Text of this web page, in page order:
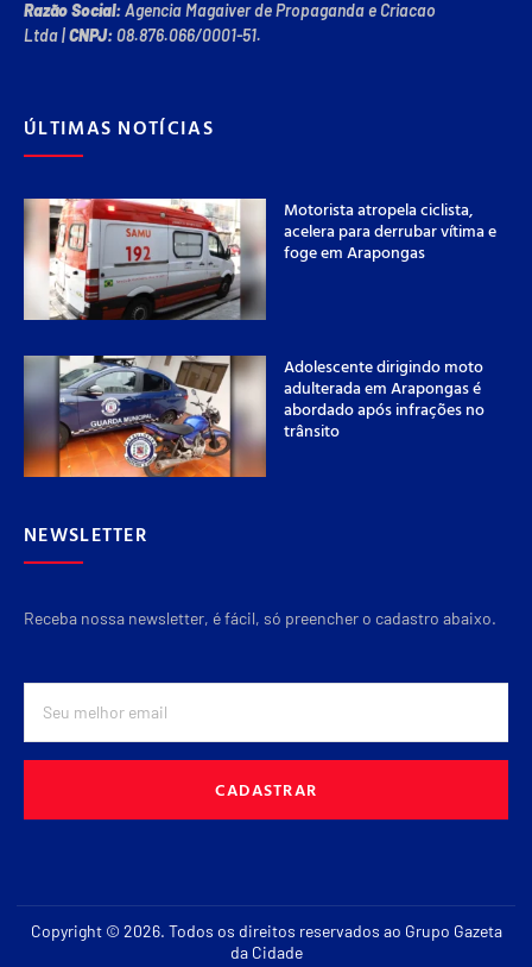
Razão Social:Agencia Magaiver de Propaganda e Criacao
Ltda|CNPJ:08.876.066/0001-51.
ÚLTIMAS NOTÍCIAS
Motorista atropela ciclista,
acelera para derrubar vítima e
foge em Arapongas
Adolescente dirigindo moto
adulterada em Arapongas é
abordado após infrações no
trânsito
NEWSLETTER
Receba nossa newsletter, é fácil, só preencher o cadastro abaixo.
CADASTRAR
Copyright © 2026. Todos os direitos reservados ao Grupo Gazeta
da Cidade